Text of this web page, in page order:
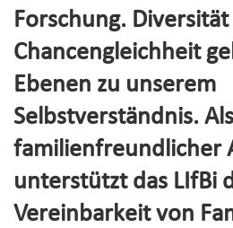
Forschung.
Chancengleichheit
Ebenen zu unserem
Selbstverständnis. Als
familienfreundlicher
unterstützt das LIfBi
Vereinbarkeit von